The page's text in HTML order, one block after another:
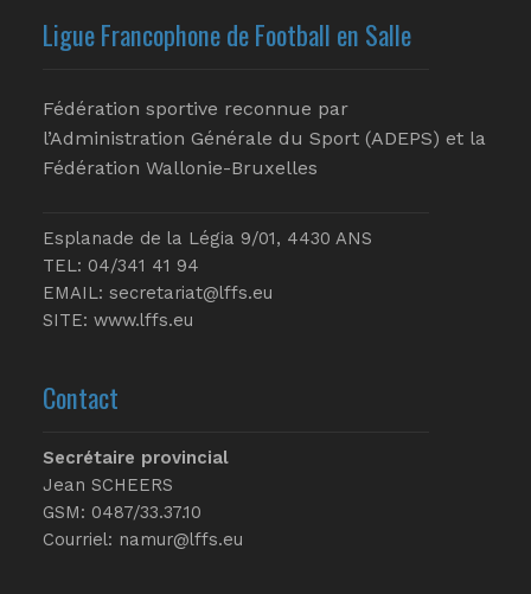
Ligue Francophone de Football en Salle
Fédération sportive reconnue par
l’Administration Générale du Sport (ADEPS) et la
Fédération Wallonie-Bruxelles
Esplanade de la Légia 9/01, 4430 ANS
TEL: 04/341 41 94
EMAIL: secretariat@lffs.eu
SITE: www.lffs.eu
Contact
Secrétaire provincial
Jean SCHEERS
GSM: 0487/33.37.10
Courriel: namur@lffs.eu